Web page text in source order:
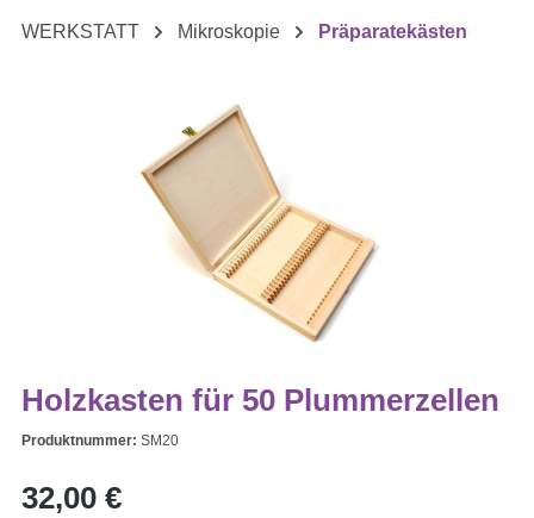
WERKSTATT Mikroskopie Präparatekästen
Holzkasten für 50 Plummerzellen
Produktnummer: SM20
Regulärer Preis:
32,00 €